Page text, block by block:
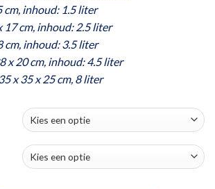
cm, inhoud: 1.5 liter
17 cm, inhoud: 2.5 liter
cm, inhoud: 3.5 liter
x 20 cm, inhoud: 4.5 liter
x 35 x 25 cm, 8 liter